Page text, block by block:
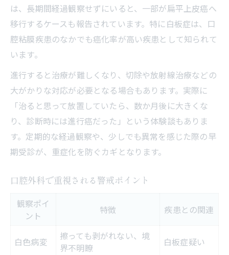
は、長期間経過観察せずにいると、一部が扁平上皮癌へ
移行するケースも報告されています。特に白板症は、口
腔粘膜疾患のなかでも癌化率が高い疾患として知られて
います。
進行すると治療が難しくなり、切除や放射線治療などの
大がかりな対応が必要となる場合もあります。実際に
「治ると思って放置していたら、数か月後に大きくな
り、診断時には進行癌だった」という体験談もありま
す。定期的な経過観察や、少しでも異常を感じた際の早
期受診が、重症化を防ぐカギとなります。
口腔外科で重視される警戒ポイント
観察ポイ
ント
特徴 疾患との関連
白色病変
擦っても剥がれない、境
界不明瞭
白板症疑い